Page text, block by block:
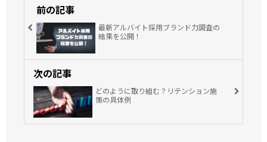
前の記事
最新アルバイト採用ブランド力調査の
結果を公開！
次の記事
どのように取り組む？リテンション施
策の具体例